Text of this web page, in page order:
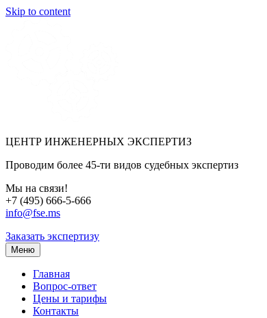
Skip to content
ЦЕНТР ИНЖЕНЕРНЫХ ЭКСПЕРТИЗ
Проводим более 45-ти видов судебных экспертиз
Мы на связи!
+7 (495) 666-5-666
info@fse.ms
Заказать экспертизу
Меню
Главная
Вопрос-ответ
Цены и тарифы
Контакты